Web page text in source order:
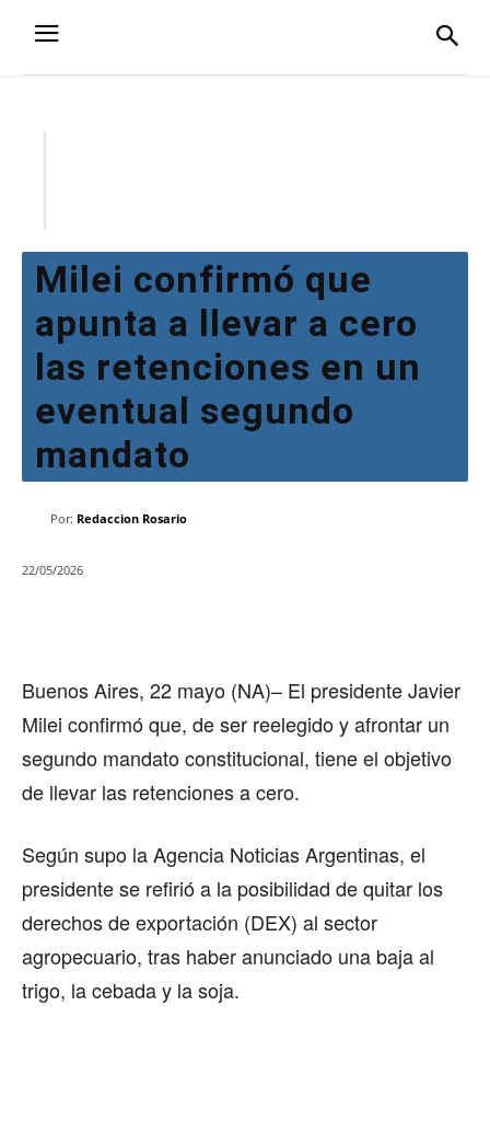
Milei confirmó que
apunta a llevar a cero
las retenciones en un
eventual segundo
mandato
Por: Redaccion Rosario
22/05/2026
Buenos Aires, 22 mayo (NA)– El presidente Javier
Milei confirmó que, de ser reelegido y afrontar un
segundo mandato constitucional, tiene el objetivo
de llevar las retenciones a cero.
Según supo la Agencia Noticias Argentinas, el
presidente se refirió a la posibilidad de quitar los
derechos de exportación (DEX) al sector
agropecuario, tras haber anunciado una baja al
trigo, la cebada y la soja.